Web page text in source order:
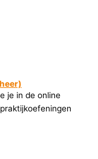
je in de online